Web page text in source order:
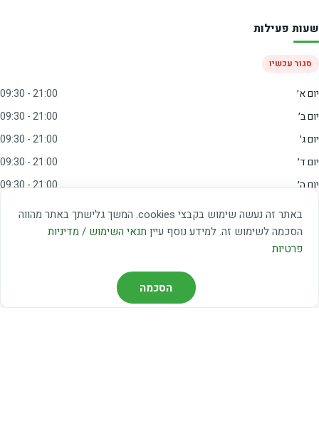
באתר זה נעשה שימוש בקבצי cookies. המשך גלישתך באתר מהווה
הסכמה לשימוש זה. למידע נוסף עיין תנאי השימוש / מדיניות
פרטיות
הסכמה
שעות פעילות
סגור עכשיו
יום א׳
09:30 - 21:00
יום ב׳
09:30 - 21:00
יום ג׳
09:30 - 21:00
יום ד׳
09:30 - 21:00
יום ה׳
09:30 - 21:00
יום ו׳
09:00 - 15:00
שבת
20:00 - 23:00